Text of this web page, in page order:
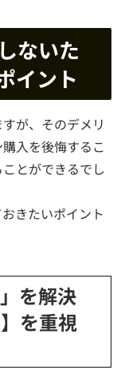
ないた
イント
が、そのデメリ
入を後悔するこ
とができるでし
きたいポイント
を解決
を重視